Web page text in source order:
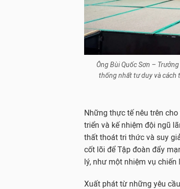
Ông Bùi Quốc Sơn –
thống nhất tư duy và cách
Những thực tế nêu trên
triển và kế nhiệm đội ngũ
thất thoát tri thức và suy
cốt lõi để Tập đoàn đẩy
lý, như một nhiệm vụ chiến
Xuất phát từ những yêu